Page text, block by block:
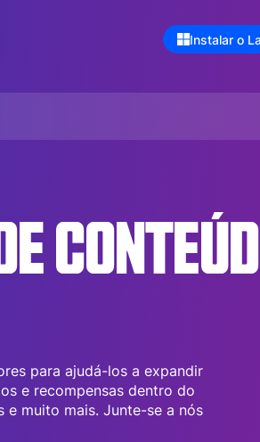
Instalar o
para ajudá-los a expandir
e recompensas dentro do
muito mais. Junte-se a nós